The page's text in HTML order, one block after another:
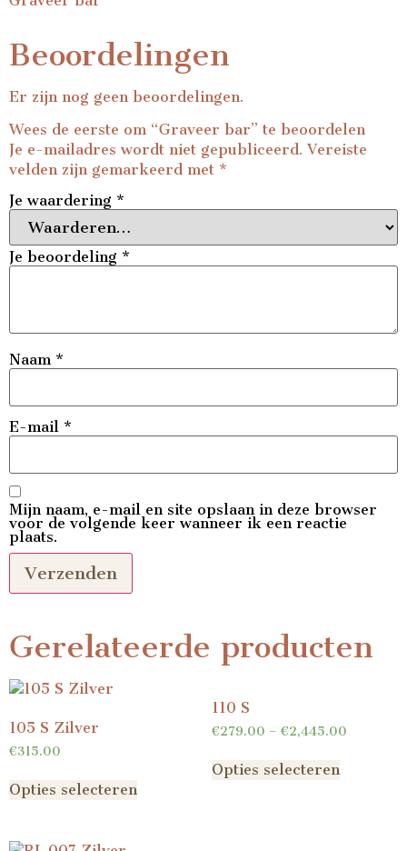
Beoordelingen
Er zijn nog geen beoordelingen.
Wees de eerste om “Graveer bar” te beoordelen
Je e-mailadres wordt niet gepubliceerd. Vereiste
velden zijn gemarkeerd met *
Je waardering *
Je beoordeling *
Naam *
E-mail *
Mijn naam, e-mail en site opslaan in deze browser
voor de volgende keer wanneer ik een reactie
plaats.
Gerelateerde producten
105 S Zilver
€315.00
Opties selecteren
110 S
€279.00 – €2,445.00
Opties selecteren